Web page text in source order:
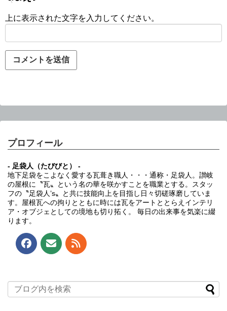
上に表示された文字を入力してください。
プロフィール
- 足袋人（たびびと） -
地下足袋をこよなく愛する瓦葺き職人・・・通称・足袋人。讃岐
の屋根に〝瓦〟という名の華を咲かすことを職業とする。スタッ
フの〝足袋人’s〟と共に技能向上を目指し日々切磋琢磨していま
す。屋根瓦への拘りとともに時には瓦をアートととらえインテリ
ア・オブジェとしての境地も切り拓く。 毎日の出来事を気楽に綴
ります。